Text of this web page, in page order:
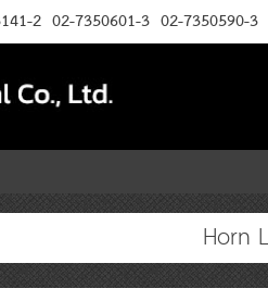
2 02-7350601-3 02-7350590-3
Horn